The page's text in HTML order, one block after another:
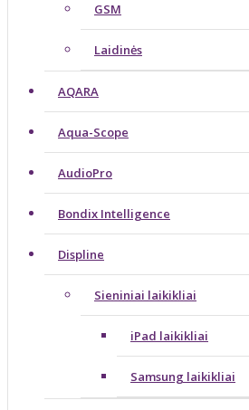
GSM
Laidinės
AQARA
Aqua-Scope
AudioPro
Bondix Intelligence
Displine
Sieniniai laikikliai
iPad laikikliai
Samsung laikikliai